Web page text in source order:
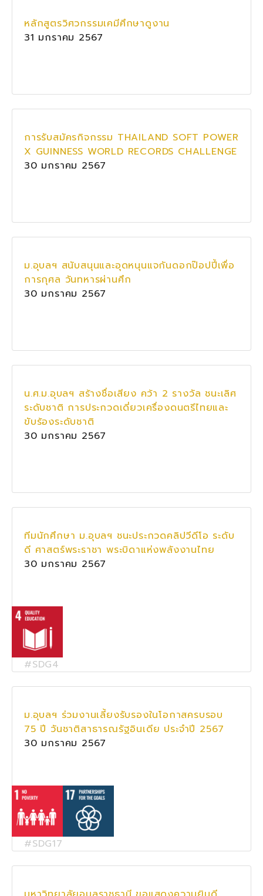
หลักสูตรวิศวกรรมเคมีศึกษาดูงาน
31 มกราคม 2567
การรับสมัครกิจกรรม THAILAND SOFT POWER
X GUINNESS WORLD RECORDS CHALLENGE
30 มกราคม 2567
ม.อุบลฯ สนับสนุนและอุดหนุนแจกันดอกป๊อปปี้เพื่อ
การกุศล วันทหารผ่านศึก
30 มกราคม 2567
น.ศ.ม.อุบลฯ สร้างชื่อเสียง คว้า 2 รางวัล ชนะเลิศ
ระดับชาติ การประกวดเดี่ยวเครื่องดนตรีไทยและ
ขับร้องระดับชาติ
30 มกราคม 2567
ทีมนักศึกษา ม.อุบลฯ ชนะประกวดคลิปวีดีโอ ระดับ
ดี ศาสตร์พระราชา พระบิดาแห่งพลังงานไทย
30 มกราคม 2567
#SDG4
ม.อุบลฯ ร่วมงานเลี้ยงรับรองในโอกาสครบรอบ
75 ปี วันชาติสาธารณรัฐอินเดีย ประจำปี 2567
30 มกราคม 2567
#SDG17